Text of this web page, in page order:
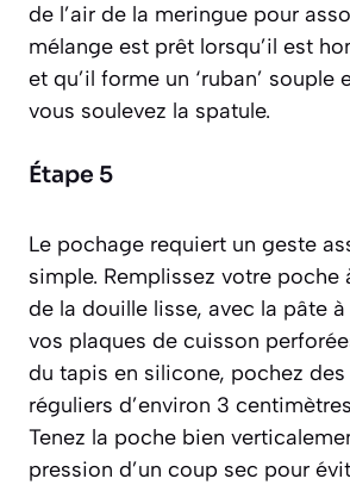
de l’air de la meringue pour
mélange est prêt lorsqu’il est
et qu’il forme un ‘ruban’ souple
vous soulevez la spatule.
Étape 5
Le pochage requiert un geste
simple. Remplissez votre poche
de la douille lisse, avec la pâte
vos plaques de cuisson
du tapis en silicone, pochez
réguliers d’environ 3
Tenez la poche bien
pression d’un coup sec pour